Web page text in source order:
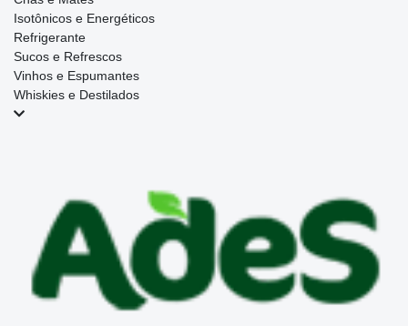
Isotônicos e Energéticos
Refrigerante
Sucos e Refrescos
Vinhos e Espumantes
Whiskies e Destilados